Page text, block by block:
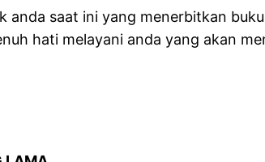
saat ini yang menerbitkan
hati melayani anda yang akan